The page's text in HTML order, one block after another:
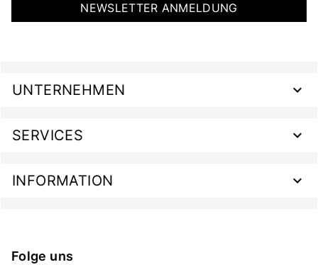
NEWSLETTER ANMELDUNG
UNTERNEHMEN
SERVICES
INFORMATION
Folge uns